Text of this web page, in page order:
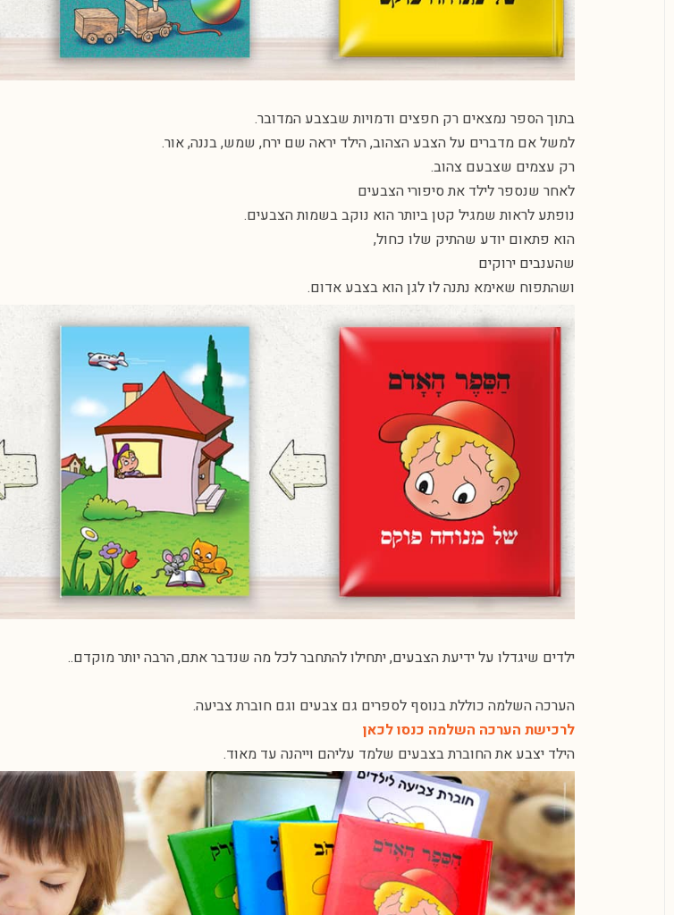
בתוך הספר נמצאים רק חפצים ודמויות שבצבע המדובר.
למשל אם מדברים על הצבע הצהוב, הילד יראה שם ירח, שמש, בננה, אור.
רק עצמים שצבעם צהוב.
לאחר שנספר לילד את סיפורי הצבעים
נופתע לראות שמגיל קטן ביותר הוא נוקב בשמות הצבעים.
הוא פתאום יודע שהתיק שלו כחול,
שהענבים ירוקים
ושהתפוח שאימא נתנה לו לגן הוא בצבע אדום.
ילדים שיגדלו על ידיעת הצבעים, יתחילו להתחבר לכל מה שנדבר אתם, הרבה יותר מוקדם..
הערכה השלמה כוללת בנוסף לספרים גם צבעים וגם חוברת צביעה.
לרכישת הערכה השלמה כנסו לכאן
הילד יצבע את החוברת בצבעים שלמד עליהם וייהנה עד מאוד.